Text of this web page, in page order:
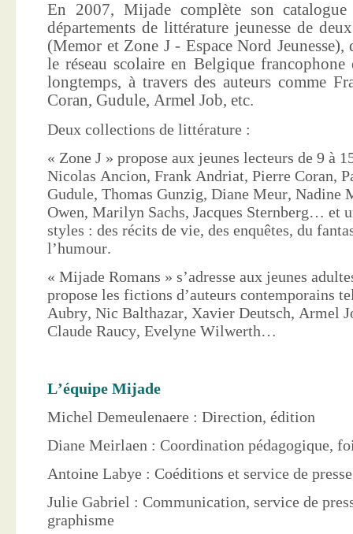
En 2007, Mijade complète son
départements de littérature jeunesse de
(Memor et Zone J - Espace Nord
le réseau scolaire en Belgique francophone
longtemps, à travers des auteurs comme
Coran, Gudule, Armel Job, etc.
Deux collections de littérature :
« Zone J » propose aux jeunes lecteurs de 9 à
Nicolas Ancion, Frank Andriat, Pierre Coran,
Gudule, Thomas Gunzig, Diane Meur, Nadine
Owen, Marilyn Sachs, Jacques Sternberg… et
styles : des récits de vie, des enquêtes, du
l’humour.
« Mijade Romans » s’adresse aux jeunes
propose les fictions d’auteurs contemporains
Aubry, Nic Balthazar, Xavier Deutsch, Armel
Claude Raucy, Evelyne Wilwerth…
L’équipe Mijade
Michel Demeulenaere : Direction, édition
Diane Meirlaen : Coordination pédagogique,
Antoine Labye : Coéditions et service de
Julie Gabriel : Communication, service de
graphisme